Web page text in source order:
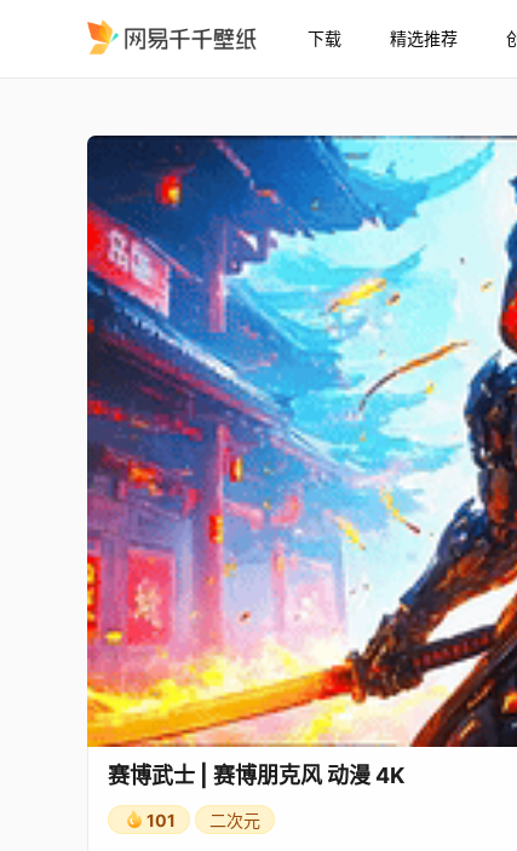
下载 精选推荐
赛博武士 | 赛博朋克风 动漫 4K
101 二次元